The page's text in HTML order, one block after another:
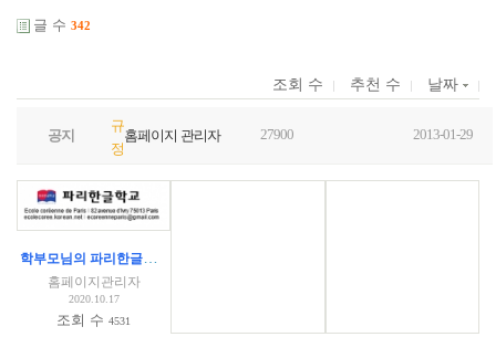
글 수 342
조회 수 추천 수 날짜
공지
규
정
홈페이지 관리자 27900 2013-01-29
홈페이지관리자
2020.10.17
조회 수4531